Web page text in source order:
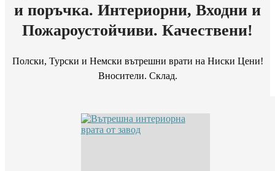
и поръчка. Интериорни, Входни и
Пожароустойчиви. Качествени!
Полски, Турски и Немски вътрешни врати на Ниски Цени!
Вносители. Склад.